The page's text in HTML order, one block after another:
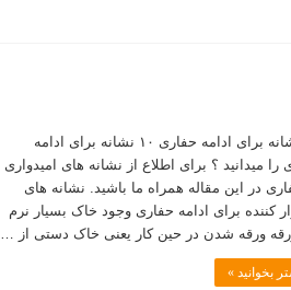
۱۰ نشانه برای ادامه حفاری ۱۰ نشانه برای ادامه
را میدانید ؟ برای اطلاع از نشانه های امیدواری
در این مقاله همراه ما باشید. نشانه های
کننده برای ادامه حفاری وجود خاک بسیار نرم
ورقه شدن در حین کار یعنی خاک دستی از …
بخوانید »